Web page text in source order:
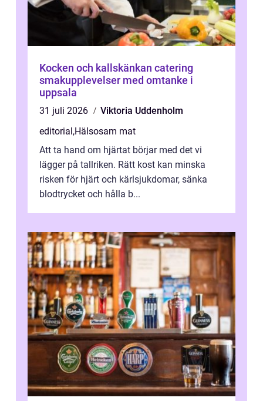
Kocken och kallskänkan catering
smakupplevelser med omtanke i
uppsala
31 juli 2026
Viktoria Uddenholm
editorial,Hälsosam mat
Att ta hand om hjärtat börjar med det vi
lägger på tallriken. Rätt kost kan minska
risken för hjärt och kärlsjukdomar, sänka
blodtrycket och hålla b...